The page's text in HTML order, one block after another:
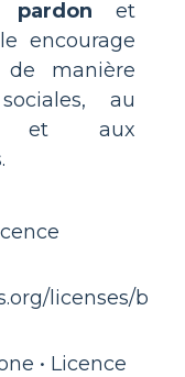
pardon et
encourage
manière
au
et aux
licenses/b
• Licence